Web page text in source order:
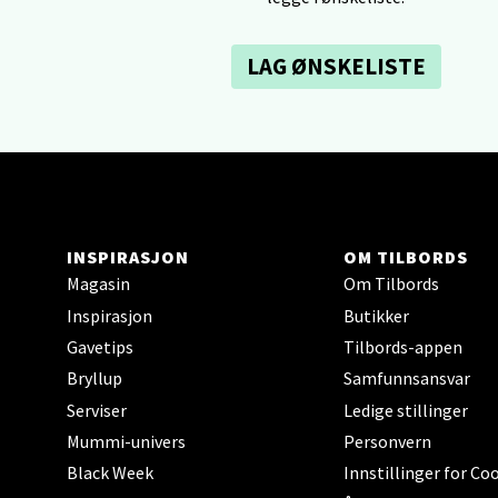
LAG ØNSKELISTE
INSPIRASJON
Magasin
Inspirasjon
Gavetips
Bryllup
Serviser
Mummi-univers
Black Week
OM TILBORDS
Om Tilbords
Butikker
Tilbords-appen
Samfunnsansvar
Ledige stillinger
Personvern
Innstillinger for